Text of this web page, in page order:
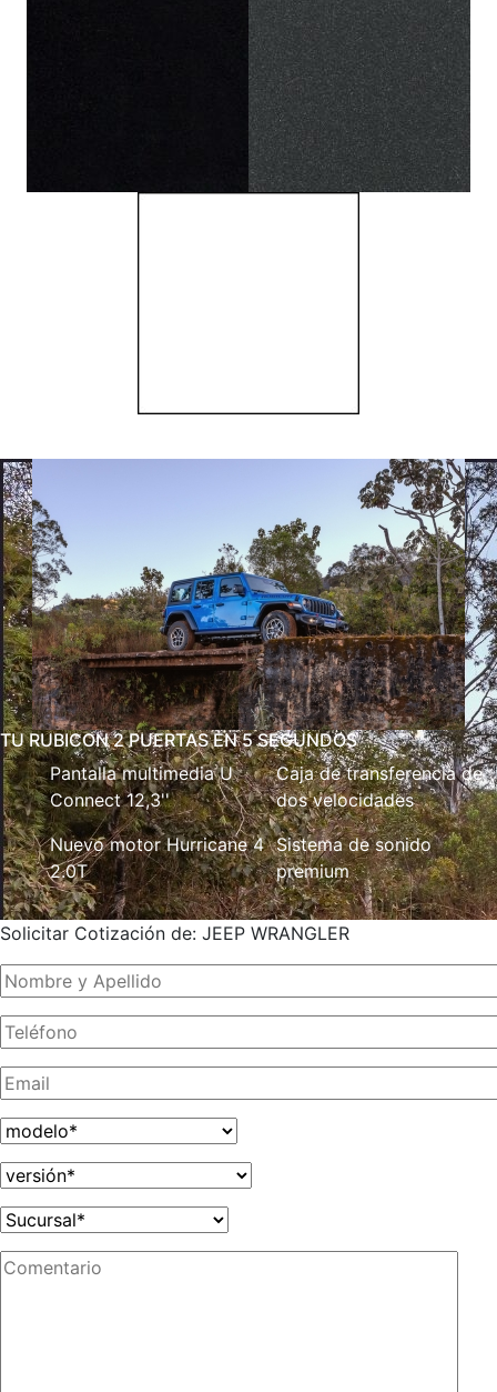
TU RUBICON 2 PUERTAS EN 5 SEGUNDOS
Pantalla multimedia U
Connect 12,3''
Caja de transferencia de
dos velocidades
Nuevo motor Hurricane 4
2.0T
Sistema de sonido
premium
Solicitar Cotización de: JEEP WRANGLER